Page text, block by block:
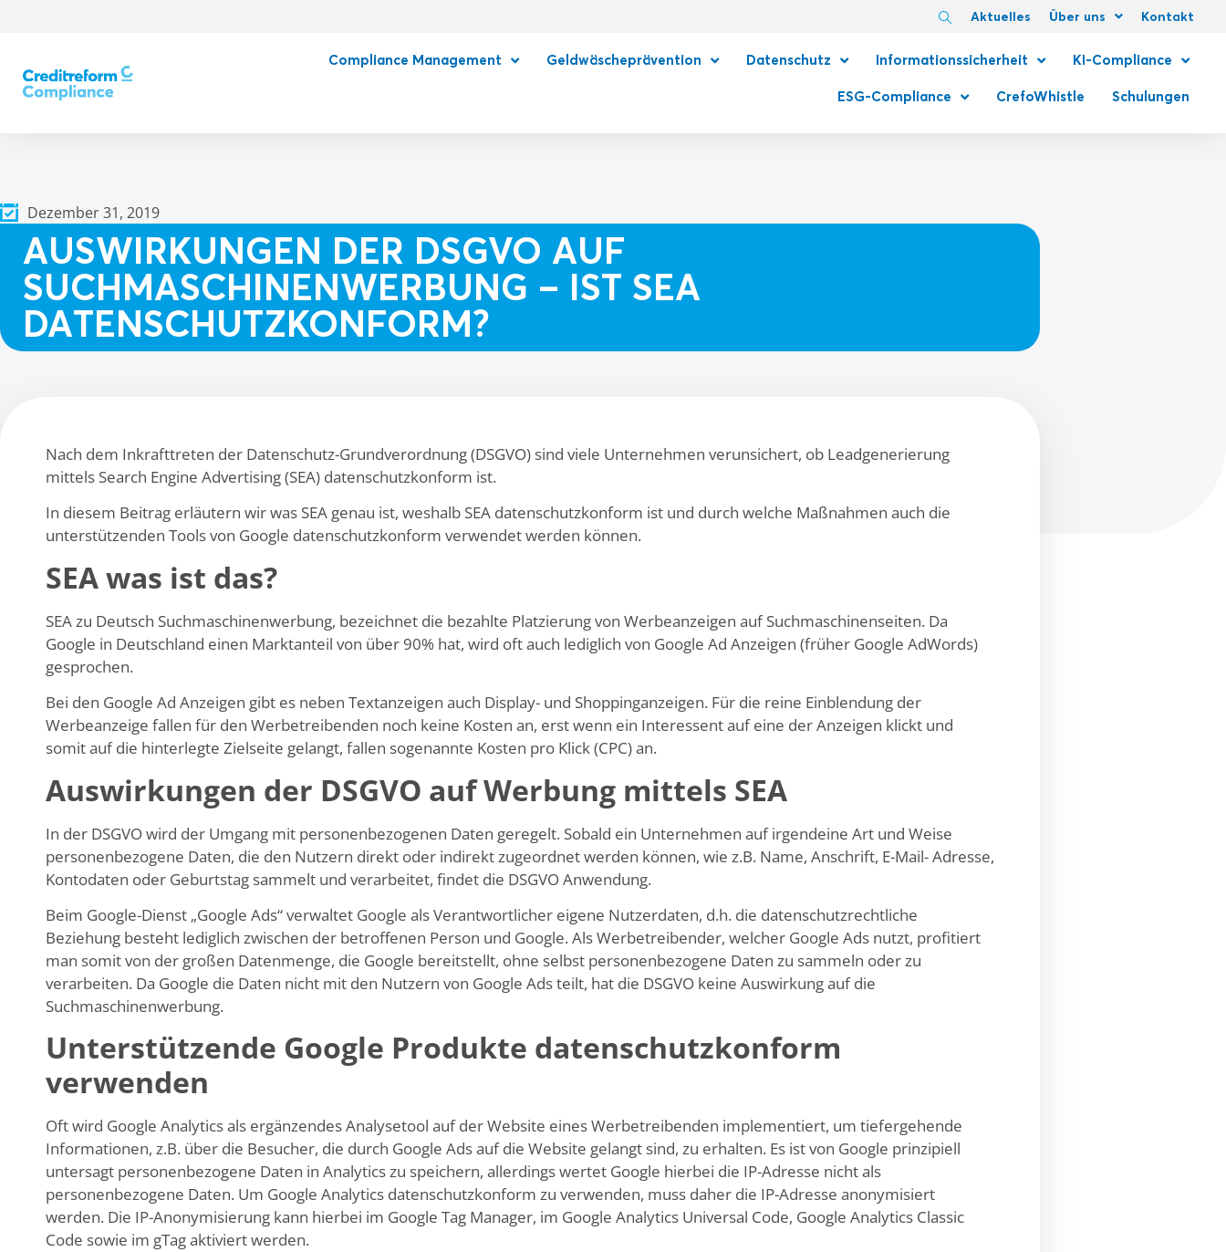
Aktuelles Über uns Kontakt
Compliance Management Geldwäscheprävention Datenschutz Informationssicherheit KI-Compliance
ESG-Compliance CrefoWhistle Schulungen
Dezember 31, 2019
AUSWIRKUNGEN DER DSGVO AUF
SUCHMASCHINENWERBUNG – IST SEA
DATENSCHUTZKONFORM?
Nach dem Inkrafttreten der Datenschutz-Grundverordnung (DSGVO) sind viele Unternehmen verunsichert, ob Leadgenerierung
mittels Search Engine Advertising (SEA) datenschutzkonform ist.
In diesem Beitrag erläutern wir was SEA genau ist, weshalb SEA datenschutzkonform ist und durch welche Maßnahmen auch die
unterstützenden Tools von Google datenschutzkonform verwendet werden können.
SEA was ist das?
SEA zu Deutsch Suchmaschinenwerbung, bezeichnet die bezahlte Platzierung von Werbeanzeigen auf Suchmaschinenseiten. Da
Google in Deutschland einen Marktanteil von über 90% hat, wird oft auch lediglich von Google Ad Anzeigen (früher Google AdWords)
gesprochen.
Bei den Google Ad Anzeigen gibt es neben Textanzeigen auch Display- und Shoppinganzeigen. Für die reine Einblendung der
Werbeanzeige fallen für den Werbetreibenden noch keine Kosten an, erst wenn ein Interessent auf eine der Anzeigen klickt und
somit auf die hinterlegte Zielseite gelangt, fallen sogenannte Kosten pro Klick (CPC) an.
Auswirkungen der DSGVO auf Werbung mittels SEA
In der DSGVO wird der Umgang mit personenbezogenen Daten geregelt. Sobald ein Unternehmen auf irgendeine Art und Weise
personenbezogene Daten, die den Nutzern direkt oder indirekt zugeordnet werden können, wie z.B. Name, Anschrift, E-Mail- Adresse,
Kontodaten oder Geburtstag sammelt und verarbeitet, findet die DSGVO Anwendung.
Beim Google-Dienst „Google Ads“ verwaltet Google als Verantwortlicher eigene Nutzerdaten, d.h. die datenschutzrechtliche
Beziehung besteht lediglich zwischen der betroffenen Person und Google. Als Werbetreibender, welcher Google Ads nutzt, profitiert
man somit von der großen Datenmenge, die Google bereitstellt, ohne selbst personenbezogene Daten zu sammeln oder zu
verarbeiten. Da Google die Daten nicht mit den Nutzern von Google Ads teilt, hat die DSGVO keine Auswirkung auf die
Suchmaschinenwerbung.
Unterstützende Google Produkte datenschutzkonform
verwenden
Oft wird Google Analytics als ergänzendes Analysetool auf der Website eines Werbetreibenden implementiert, um tiefergehende
Informationen, z.B. über die Besucher, die durch Google Ads auf die Website gelangt sind, zu erhalten. Es ist von Google prinzipiell
untersagt personenbezogene Daten in Analytics zu speichern, allerdings wertet Google hierbei die IP-Adresse nicht als
personenbezogene Daten. Um Google Analytics datenschutzkonform zu verwenden, muss daher die IP-Adresse anonymisiert
werden. Die IP-Anonymisierung kann hierbei im Google Tag Manager, im Google Analytics Universal Code, Google Analytics Classic
Code sowie im gTag aktiviert werden.